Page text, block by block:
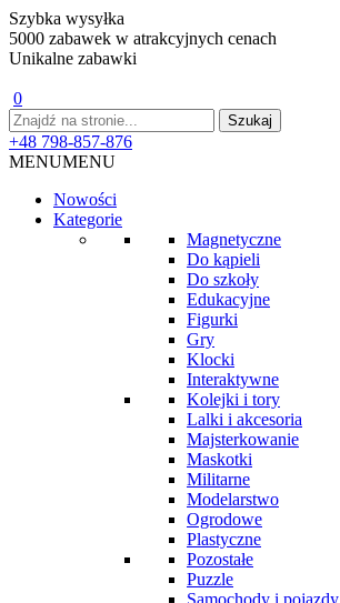
Szybka wysyłka
5000 zabawek w atrakcyjnych cenach
Unikalne zabawki
0
+48 798-857-876
MENUMENU
Nowości
Kategorie
Magnetyczne
Do kąpieli
Do szkoły
Edukacyjne
Figurki
Gry
Klocki
Interaktywne
Kolejki i tory
Lalki i akcesoria
Majsterkowanie
Maskotki
Militarne
Modelarstwo
Ogrodowe
Plastyczne
Pozostałe
Puzzle
Samochody i pojazdy